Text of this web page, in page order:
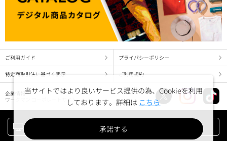
ご利用ガイド プライバシーポリシー
特定商取引法に基づく表示 ご利用規約
企業情報
ワークマン コーポレートサイト
PC版でみる
当サイトではより良いサービス提供の為、Cookieを利用
しております。詳細は こちら
承諾する